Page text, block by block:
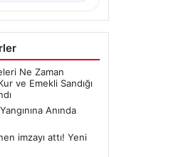
Ne Zaman
ve Emekli Sandığı
Anında
imzayı attı! Yeni